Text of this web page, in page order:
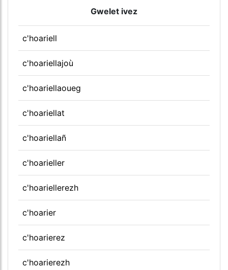
Gwelet ivez
c'hoariell
c'hoariellajoù
c'hoariellaoueg
c'hoariellat
c'hoariellañ
c'hoarieller
c'hoariellerezh
c'hoarier
c'hoarierez
c'hoarierezh